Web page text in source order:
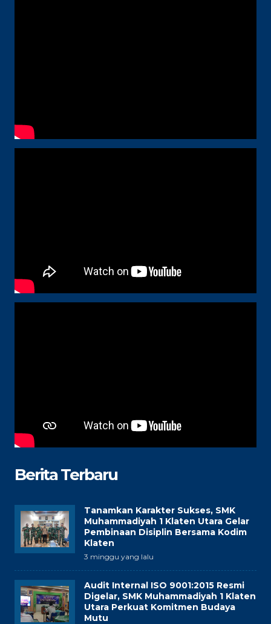
Berita Terbaru
Tanamkan Karakter Sukses, SMK
Muhammadiyah 1 Klaten Utara Gelar
Pembinaan Disiplin Bersama Kodim
Klaten
3 minggu yang lalu
Audit Internal ISO 9001:2015 Resmi
Digelar, SMK Muhammadiyah 1 Klaten
Utara Perkuat Komitmen Budaya
Mutu